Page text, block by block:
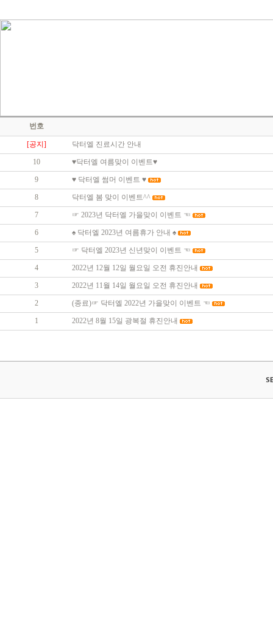
번호
[공지] 닥터엘 진료시간 안내
10 ♥닥터엘 여름맞이 이벤트♥
9 ♥ 닥터엘 썸머 이벤트 ♥
8 닥터엘 봄 맞이 이벤트^^
7 ☞ 2023년 닥터엘 가을맞이 이벤트 ☜
6 ♠ 닥터엘 2023년 여름휴가 안내 ♠
5 ☞ 닥터엘 2023년 신년맞이 이벤트 ☜
4 2022년 12월 12일 월요일 오전 휴진안내
3 2022년 11월 14일 월요일 오전 휴진안내
2 (종료)☞ 닥터엘 2022년 가을맞이 이벤트 ☜
1 2022년 8월 15일 광복절 휴진안내